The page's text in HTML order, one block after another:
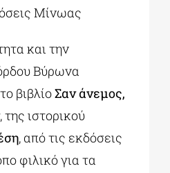
Μίνωας
και την
Βύρωνα
βιβλίοΣαν άνεμος,
, της ιστορικού
, από τις εκδόσεις
φιλικό για τα